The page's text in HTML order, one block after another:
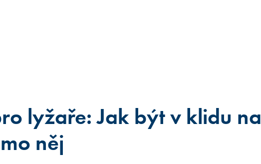
lyžaře: Jak být v klidu na
něj